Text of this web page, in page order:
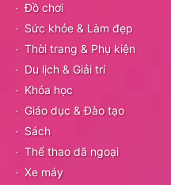
Đồ chơi
Sức khỏe & Làm đẹp
Thời trang & Phụ kiện
Du lịch & Giải trí
Khóa học
Giáo dục & Đào tạo
Sách
Thể thao dã ngoại
Xe máy